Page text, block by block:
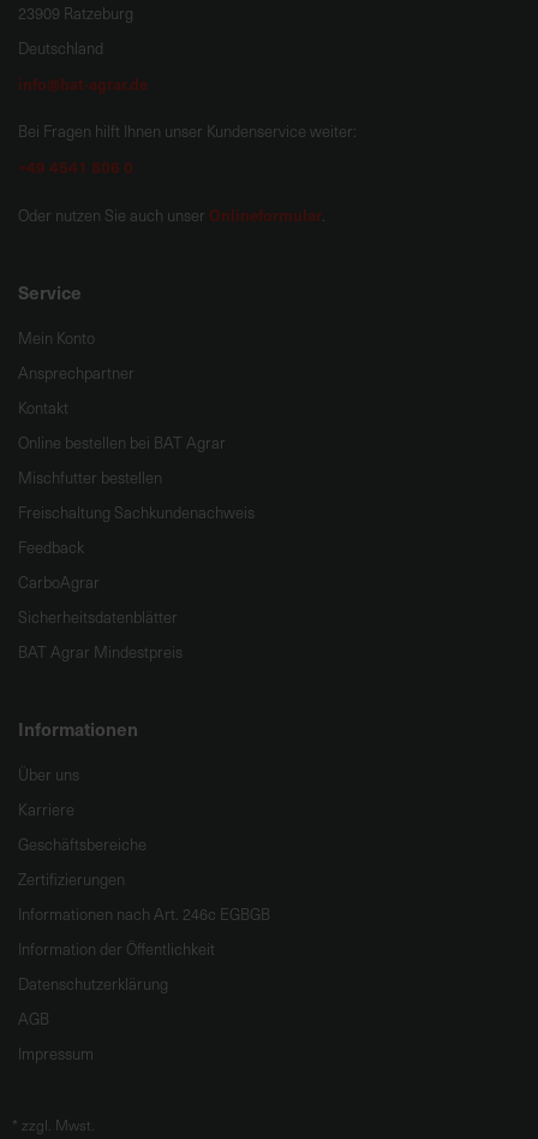
23909 Ratzeburg
Deutschland
info@bat-agrar.de
Bei Fragen hilft Ihnen unser Kundenservice weiter:
+49 4541 806 0
Oder nutzen Sie auch unser Onlineformular.
Service
Mein Konto
Ansprechpartner
Kontakt
Online bestellen bei BAT Agrar
Mischfutter bestellen
Freischaltung Sachkundenachweis
Feedback
CarboAgrar
Sicherheitsdatenblätter
BAT Agrar Mindestpreis
Informationen
Über uns
Karriere
Geschäftsbereiche
Zertifizierungen
Informationen nach Art. 246c EGBGB
Information der Öffentlichkeit
Datenschutzerklärung
AGB
Impressum
* zzgl. Mwst.